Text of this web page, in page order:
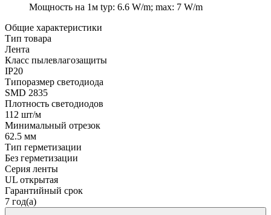
Мощность на 1м typ: 6.6 W/m; max: 7 W/m
Общие характеристики
Тип товара
Лента
Класс пылевлагозащиты
IP20
Типоразмер светодиода
SMD 2835
Плотность светодиодов
112 шт/м
Минимальный отрезок
62.5 мм
Тип герметизации
Без герметизации
Серия ленты
UL открытая
Гарантийный срок
7 год(а)